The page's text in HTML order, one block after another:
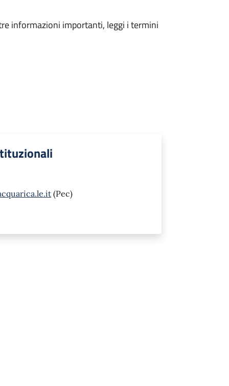
informazioni importanti, leggi i termini
(Pec)